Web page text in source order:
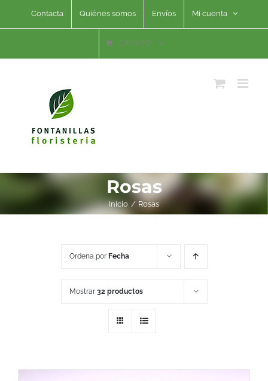
Contacta Quiénes somos Envíos Mi cuenta
CARRITO
Rosas
Inicio Rosas
Ordena por Fecha
Mostrar 32 productos